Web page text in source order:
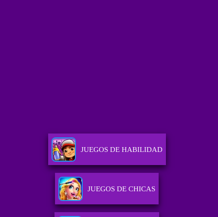
JUEGOS DE HABILIDAD
JUEGOS DE CHICAS